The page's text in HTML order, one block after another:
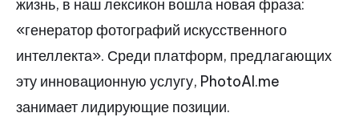
жизнь, в наш лексикон вошла новая фраза:
«генератор фотографий искусственного
интеллекта». Среди платформ, предлагающих
эту инновационную услугу, PhotoAI.me
занимает лидирующие позиции.